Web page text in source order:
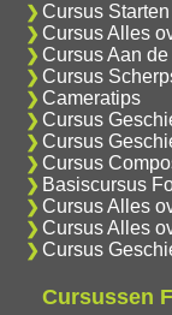
Cursus
Cursus Alles
Cursus Aan
Cursus
Cameratips
Cursus
Cursus
Cursus
Basiscursus
Cursus Alles
Cursus Alles
Cursus
Cursussen